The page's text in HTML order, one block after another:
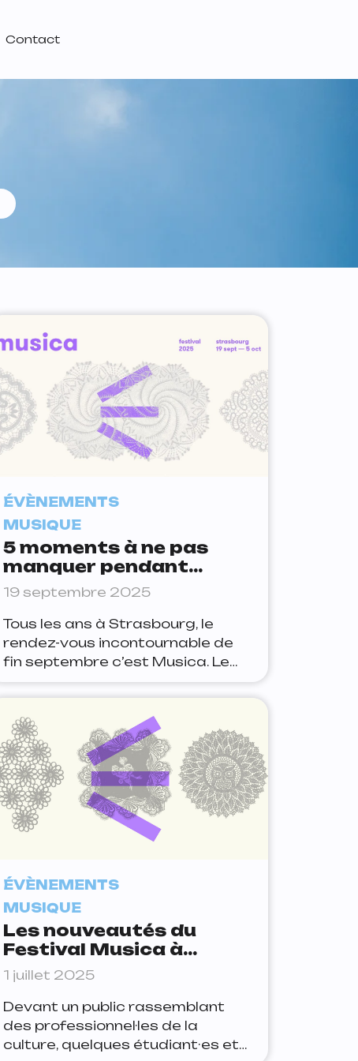
Contact
ÉVÈNEMENTS
MUSIQUE
5 moments à ne pas
manquer pendant
Musica à Strasbourg
19 septembre 2025
Tous les ans à Strasbourg, le
rendez-vous incontournable de
fin septembre c’est Musica. Le
Festival, qui fête sa 43ème
édition du 19 septembre au 05
octobre, continue de varier les
esthétiques musicales, entre
innovation et réinvention. D’un
concert à l’aube à une soirée
ambient dans une église, voici les
5 moments à ne pas manquer.
ÉVÈNEMENTS
MUSIQUE
Les nouveautés du
Festival Musica à
Strasbourg
1 juillet 2025
Devant un public rassemblant
des professionnel·les de la
culture, quelques étudiant·es et